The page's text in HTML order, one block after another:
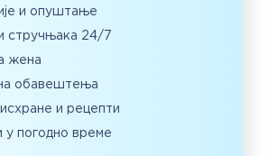
и опуштање
стручњака 24/7
жена
обавештења
и рецепти
у погодно време